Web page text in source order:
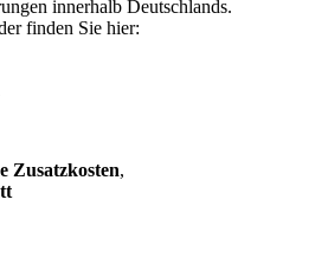
innerhalb Deutschlands.
finden Sie hier:
Zusatzkosten,